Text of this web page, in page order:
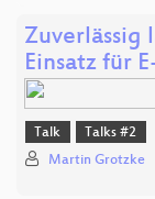
Zuverlässig
Einsatz für
Talk Talks #2
Martin Grotzke